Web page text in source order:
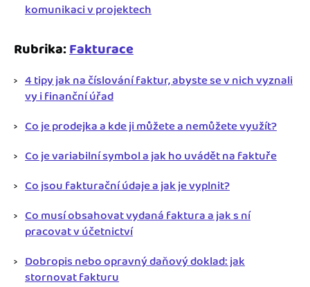
komunikaci v projektech
Rubrika:Fakturace
4 tipy jak na číslování faktur, abyste se v nich vyznali
vy i finanční úřad
Co je prodejka a kde ji můžete a nemůžete využít?
Co je variabilní symbol a jak ho uvádět na faktuře
Co jsou fakturační údaje a jak je vyplnit?
Co musí obsahovat vydaná faktura a jak s ní
pracovat v účetnictví
Dobropis nebo opravný daňový doklad: jak
stornovat fakturu